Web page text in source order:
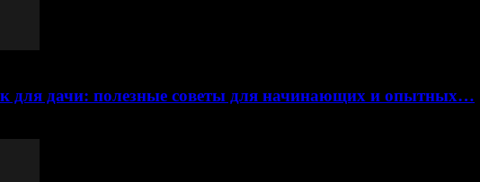
для дачи: полезные советы для начинающих и опытных…